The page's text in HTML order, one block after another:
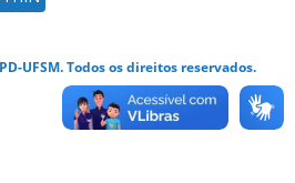
UFSM. Todos os direitos reservados.